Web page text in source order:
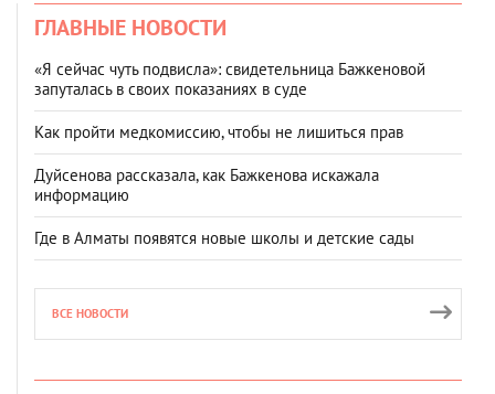
ГЛАВНЫЕ НОВОСТИ
«Я сейчас чуть подвисла»: свидетельница Бажкеновой
запуталась в своих показаниях в суде
Как пройти медкомиссию, чтобы не лишиться прав
Дуйсенова рассказала, как Бажкенова искажала
информацию
Где в Алматы появятся новые школы и детские сады
ВСЕ НОВОСТИ